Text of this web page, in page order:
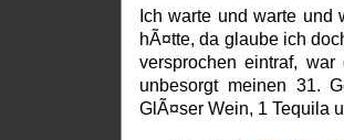
Ich warte und warte
hÃ¤tte, da glaube ich
versprochen eintraf,
unbesorgt meinen 31.
GlÃ¤ser Wein, 1 Tequila